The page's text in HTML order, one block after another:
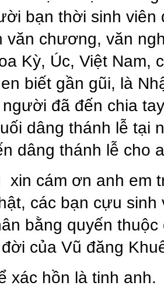
bạn thời sinh viên
văn chương, văn
Kỳ, Úc, Việt Nam,
biết gần gũi, là
đã đến chia
dâng thánh lễ tại
dâng thánh lễ cho
xin cám ơn anh em
các bạn cựu sinh
bằng quyến thuộc
đời của Vũ đăng
xác hồn là tinh anh.